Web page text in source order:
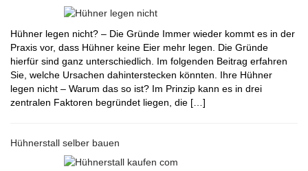
Hühner legen nicht? – Die Gründe Immer wieder kommt es in der
Praxis vor, dass Hühner keine Eier mehr legen. Die Gründe
hierfür sind ganz unterschiedlich. Im folgenden Beitrag erfahren
Sie, welche Ursachen dahinterstecken könnten. Ihre Hühner
legen nicht – Warum das so ist? Im Prinzip kann es in drei
zentralen Faktoren begründet liegen, die […]
Hühnerstall selber bauen